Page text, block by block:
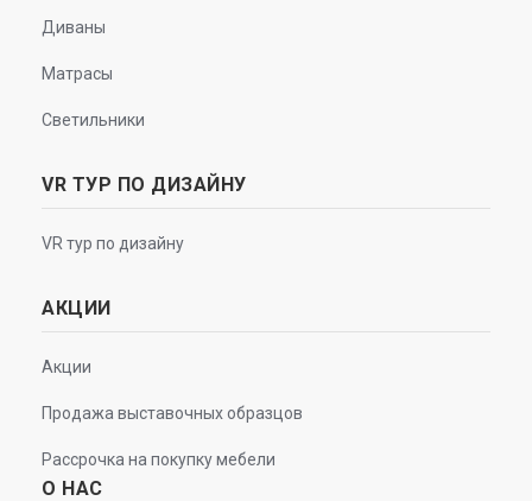
Диваны
Матрасы
Светильники
VR ТУР ПО ДИЗАЙНУ
VR тур по дизайну
АКЦИИ
Акции
Продажа выставочных образцов
Рассрочка на покупку мебели
О НАС